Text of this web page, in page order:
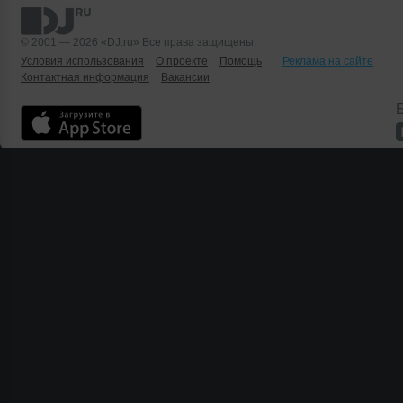
© 2001 — 2026 «DJ.ru» Все права защищены.
Условия использования
О проекте Помощь
Реклама на сайте
Контактная информация
Вакансии